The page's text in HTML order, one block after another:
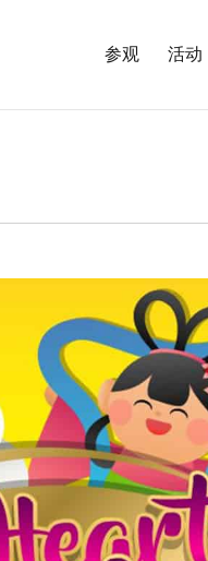
参观 活动